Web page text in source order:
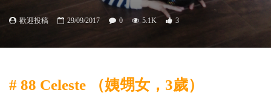
歡迎投稿 29/09/2017 0 5.1K 3
# 88 Celeste （姨甥女，3歲）